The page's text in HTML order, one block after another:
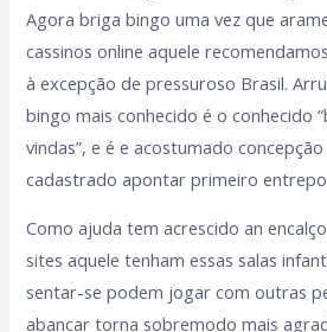
Agora briga bingo uma vez que
cassinos online aquele
à excepção de pressuroso Brasil.
bingo mais conhecido é o conhecido
vindas”, e é e acostumado
cadastrado apontar primeiro
Como ajuda tem acrescido an
sites aquele tenham essas salas
sentar-se podem jogar com outras
abancar torna sobremodo mais